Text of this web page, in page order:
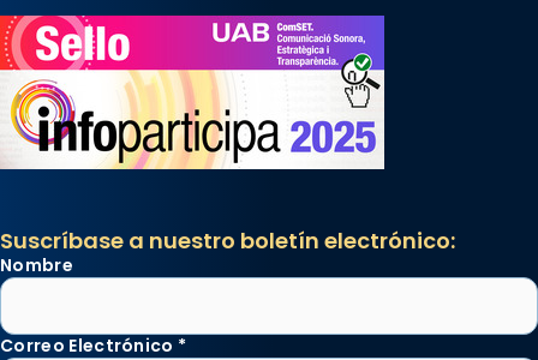
Suscríbase a nuestro boletín electrónico:
Nombre
Correo Electrónico *